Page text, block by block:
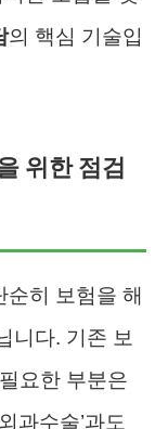
의 핵심 기술입
위한 점검
순히 보험을 해
니다. 기존 보
요한 부분은
과수술’과도